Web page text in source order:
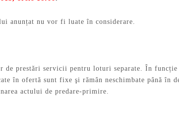
anunțat nu vor fi luate în considerare.
de prestări servicii pentru loturi separate. În
în ofertă sunt fixe şi rămân neschimbate până în
actului de predare-primire.